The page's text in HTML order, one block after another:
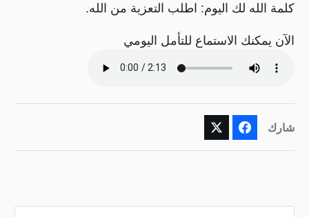
كلمة الله لك اليوم: اطلب التعزية من الله.
الآن يمكنك الاستماع للتأمل اليومي
شارك